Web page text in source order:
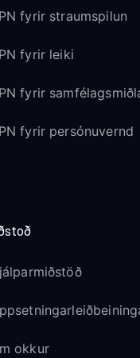
fyrir straumspilun
fyrir leiki
fyrir
fyrir persónuvernd
okkur